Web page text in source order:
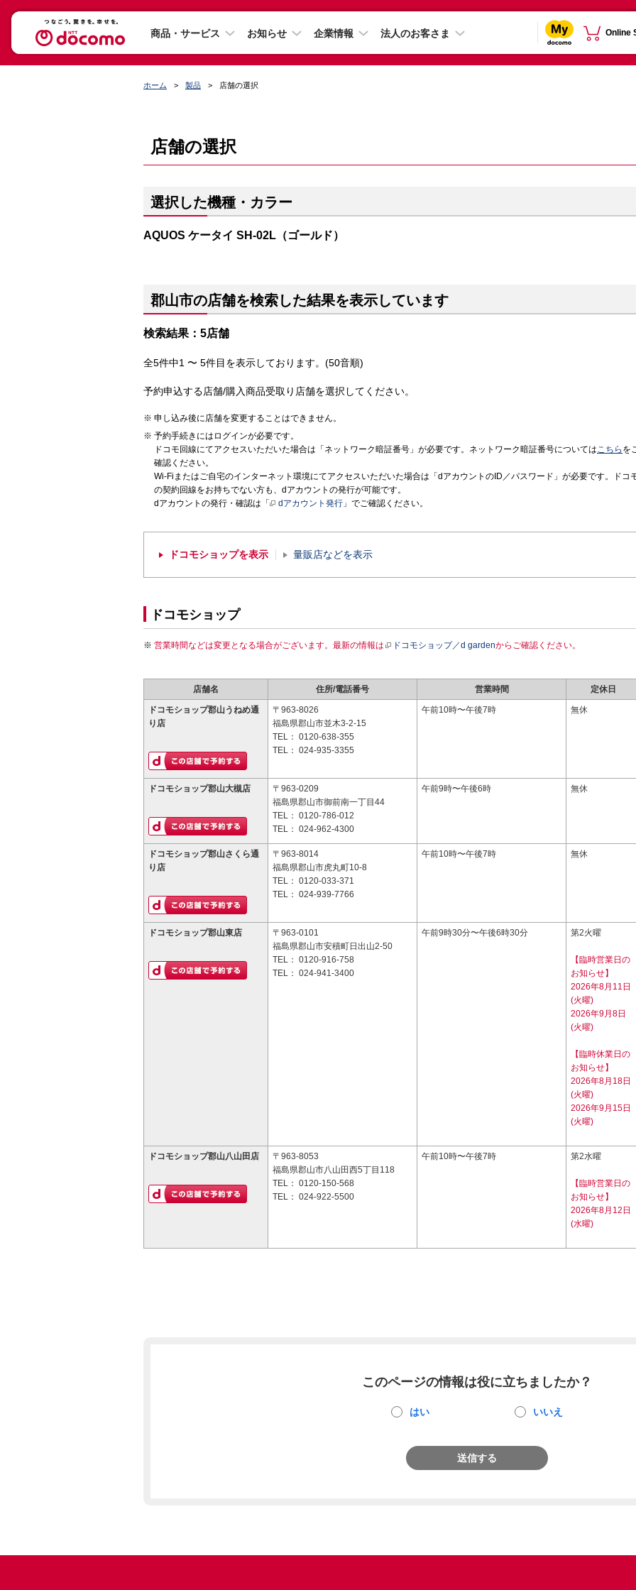
商品・サービス お知らせ 企業情報 法人のお客さま Online
ホーム 製品 店舗の選択
店舗の選択
選択した機種・カラー
AQUOS ケータイ SH-02L（ゴールド）
郡山市の店舗を検索した結果を表示しています
検索結果：5店舗
全5件中1 〜 5件目を表示しております。(50音順)
予約申込する店舗/購入商品受取り店舗を選択してください。
申し込み後に店舗を変更することはできません。
予約手続きにはログインが必要です。
ドコモ回線にてアクセスいただいた場合は「ネットワーク暗証番号」が必要です。ネットワーク暗証番号についてはこちら を
確認ください。
Wi-Fiまたはご自宅のインターネット環境にてアクセスいただいた場合は「dアカウントのID／パスワード」が必要です。ドコ
の契約回線をお持ちでない方も、dアカウントの発行が可能です。
dアカウントの発行・確認は「
dアカウント発行 」でご確認ください。
ドコモショップを表示 量販店などを表示
ドコモショップ
営業時間などは変更となる場合がございます。最新の情報は ドコモショップ／d gardenからご確認ください。
店舗名 住所/電話番号 営業時間 定休日
ドコモショップ郡山うねめ通
り店
〒963-8026
福島県郡山市並木3-2-15
TEL： 0120-638-355
TEL： 024-935-3355
午前10時〜午後7時 無休
ドコモショップ郡山大槻店
〒963-0209
福島県郡山市御前南一丁目44
TEL： 0120-786-012
TEL： 024-962-4300
午前9時〜午後6時 無休
ドコモショップ郡山さくら通
り店
〒963-8014
福島県郡山市虎丸町10-8
TEL： 0120-033-371
TEL： 024-939-7766
午前10時〜午後7時 無休
ドコモショップ郡山東店
〒963-0101
福島県郡山市安積町日出山2-50
TEL： 0120-916-758
TEL： 024-941-3400
午前9時30分〜午後6時30分 第2火曜
【臨時営業日の
お知らせ】
2026年8月11日
(火曜)
2026年9月8日
(火曜)
【臨時休業日の
お知らせ】
2026年8月18日
(火曜)
2026年9月15日
(火曜)
ドコモショップ郡山八山田店
〒963-8053
福島県郡山市八山田西5丁目118
TEL： 0120-150-568
TEL： 024-922-5500
午前10時〜午後7時 第2水曜
【臨時営業日の
お知らせ】
2026年8月12日
(水曜)
このページの情報は役に立ちましたか？
はい いいえ
送信する